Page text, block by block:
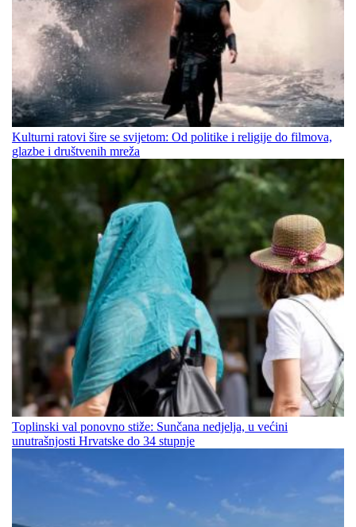
Kulturni ratovi šire se svijetom: Od politike i religije do filmova,
glazbe i društvenih mreža
Toplinski val ponovno stiže: Sunčana nedjelja, u većini
unutrašnjosti Hrvatske do 34 stupnje